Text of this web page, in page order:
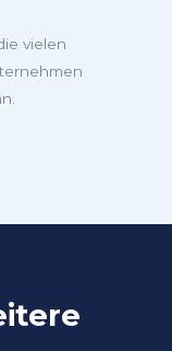
vielen